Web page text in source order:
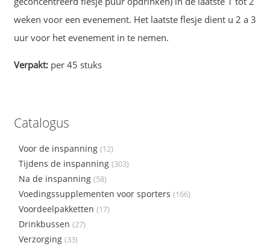
weken voor een evenement. Het laatste flesje dient u 2 a 3
uur voor het evenement in te nemen.
Verpakt:per 45 stuks
Catalogus
Voor de inspanning (12)
Tijdens de inspanning (303)
Na de inspanning (58)
Voedingssupplementen voor sporters (166)
Voordeelpakketten (17)
Drinkbussen (27)
Verzorging (33)